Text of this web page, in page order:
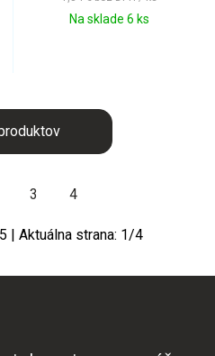
Na sklade 6 ks
3 4
| Aktuálna strana: 1/4